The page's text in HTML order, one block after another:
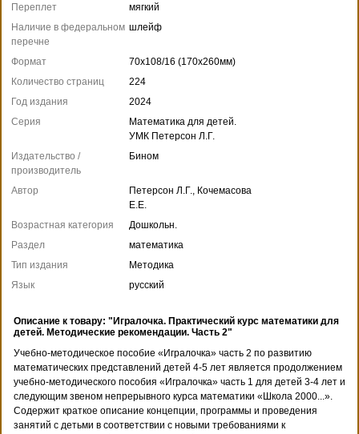
Переплет
мягкий
Наличие в федеральном
перечне
шлейф
Формат
70x108/16 (170x260мм)
Количество страниц
224
Год издания
2024
Серия
Математика для детей.
УМК Петерсон Л.Г.
Издательство /
производитель
Бином
Автор
Петерсон Л.Г., Кочемасова
Е.Е.
Возрастная категория
Дошкольн.
Раздел
математика
Тип издания
Методика
Язык
русский
Описание к товару: "Игралочка. Практический курс математики для
детей. Методические рекомендации. Часть 2"
Учебно-методическое пособие «Игралочка» часть 2 по развитию
математических представлений детей 4-5 лет является продолжением
учебно-методического пособия «Игралочка» часть 1 для детей 3-4 лет и
следующим звеном непрерывного курса математики «Школа 2000...».
Содержит краткое описание концепции, программы и проведения
занятий с детьми в соответствии с новыми требованиями к